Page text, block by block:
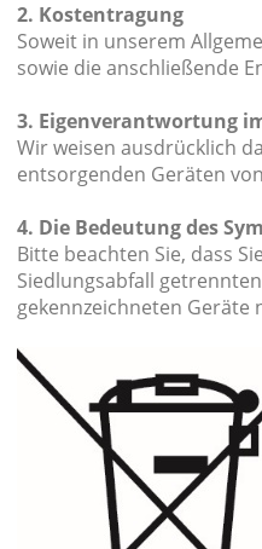
2. Kostentragung
Soweit in unserem
sowie die anschließende
3. Eigenverantwortung
Wir weisen ausdrücklich
entsorgenden Geräten
4. Die Bedeutung des
Bitte beachten Sie, dass
Siedlungsabfall
gekennzeichneten